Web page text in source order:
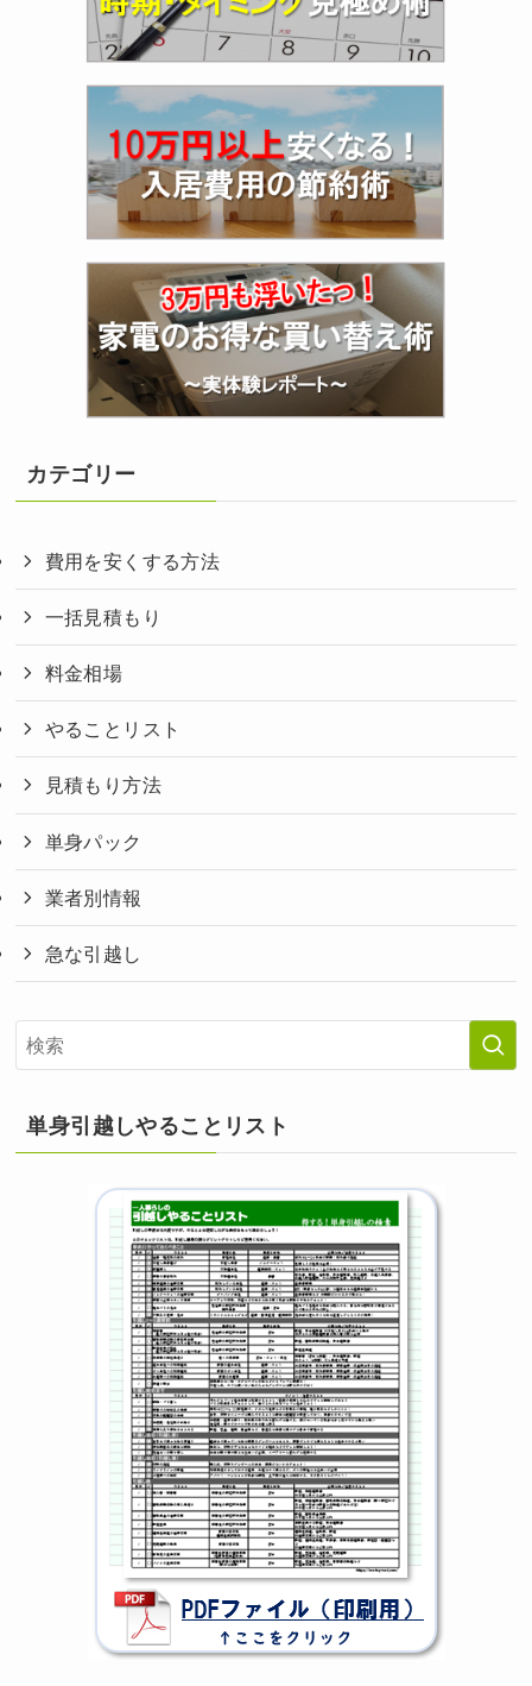
カテゴリー
費用を安くする方法
一括見積もり
料金相場
やることリスト
見積もり方法
単身パック
業者別情報
急な引越し
単身引越しやることリスト